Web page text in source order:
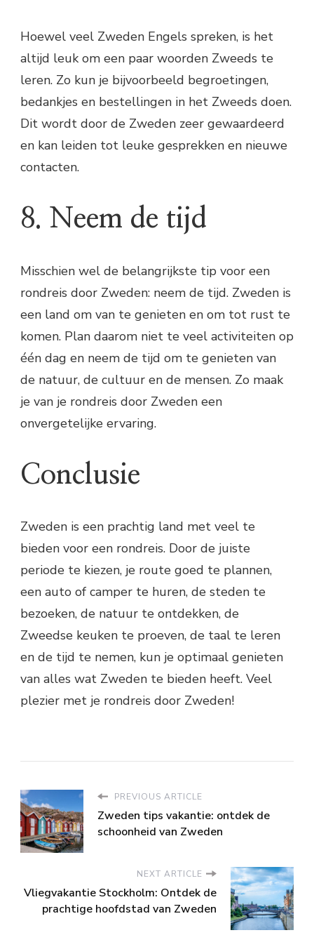
Hoewel veel Zweden Engels spreken, is het
altijd leuk om een paar woorden Zweeds te
leren. Zo kun je bijvoorbeeld begroetingen,
bedankjes en bestellingen in het Zweeds doen.
Dit wordt door de Zweden zeer gewaardeerd
en kan leiden tot leuke gesprekken en nieuwe
contacten.
8. Neem de tijd
Misschien wel de belangrijkste tip voor een
rondreis door Zweden: neem de tijd. Zweden is
een land om van te genieten en om tot rust te
komen. Plan daarom niet te veel activiteiten op
één dag en neem de tijd om te genieten van
de natuur, de cultuur en de mensen. Zo maak
je van je rondreis door Zweden een
onvergetelijke ervaring.
Conclusie
Zweden is een prachtig land met veel te
bieden voor een rondreis. Door de juiste
periode te kiezen, je route goed te plannen,
een auto of camper te huren, de steden te
bezoeken, de natuur te ontdekken, de
Zweedse keuken te proeven, de taal te leren
en de tijd te nemen, kun je optimaal genieten
van alles wat Zweden te bieden heeft. Veel
plezier met je rondreis door Zweden!
PREVIOUS ARTICLE
Zweden tips vakantie: ontdek de
schoonheid van Zweden
NEXT ARTICLE
Vliegvakantie Stockholm: Ontdek de
prachtige hoofdstad van Zweden